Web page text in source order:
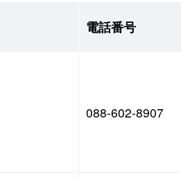
電話番号
088-602-8907